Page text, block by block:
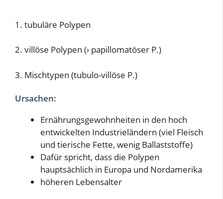
1. tubuläre Polypen
2. villöse Polypen (› papillomatöser P.)
3. Mischtypen (tubulo-villöse P.)
Ursachen:
Ernährungsgewohnheiten in den hoch
entwickelten Industrieländern (viel Fleisch
und tierische Fette, wenig Ballaststoffe)
Dafür spricht, dass die Polypen
hauptsächlich in Europa und Nordamerika
höheren Lebensalter